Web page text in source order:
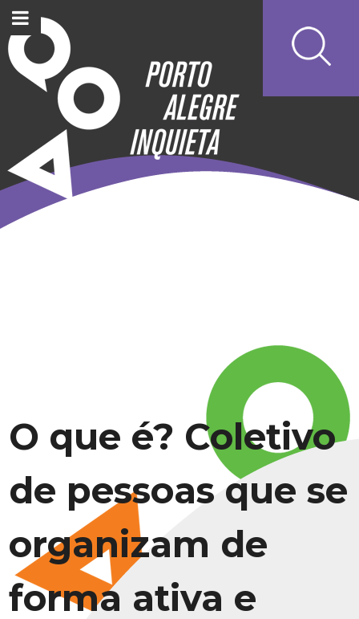
O que é? Coletivo
de pessoas que se
organizam de
forma ativa e